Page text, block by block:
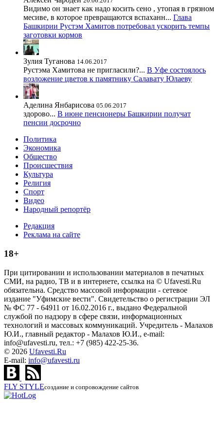
Видимо он знает как надо косить сено , утопая в грязном
месиве, в которое превращаются вспаханн... Глава
Башкирии Рустэм Хамитов потребовал ускорить темпы
заготовки кормов
Зулия Туганова 14.06.2017
Рустэма Хамитова не пригласили?... В Уфе состоялось
возложение цветов к памятнику Салавату Юлаеву
Аделина Янбарисова 05.06.2017
здорово... В июне пенсионеры Башкирии получат
пенсии досрочно
Политика
Экономика
Общество
Происшествия
Культура
Религия
Спорт
Видео
Народный репортёр
Редакция
Реклама на сайте
18+
При цитировании и использовании материалов в печатных
СМИ, на радио, ТВ и в интернете, ссылка на © Ufavesti.Ru
обязательна. Средство массовой информации - сетевое
издание "Уфимские вести". Свидетельство о регистрации ЭЛ
№ ФС 77 - 64911 от 16.02.2016 г., выдано Федеральной
службой по надзору в сфере связи, информационных
технологий и массовых коммуникаций. Учредитель - Малахов
Ю.И., главный редактор - Малахов Ю.И., e-mail:
info@ufavesti.ru, тел.: +7 (985) 422-25-36.
© 2026 Ufavesti.Ru
E-mail: info@ufavesti.ru
FLY STYLEсоздание и сопровождение сайтов